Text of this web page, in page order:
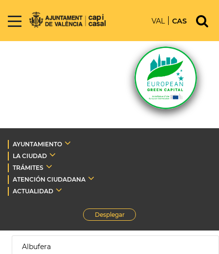
VAL CAS
AYUNTAMIENTO
LA CIUDAD
TRÁMITES
ATENCIÓN CIUDADANA
ACTUALIDAD
Desplegar
Albufera